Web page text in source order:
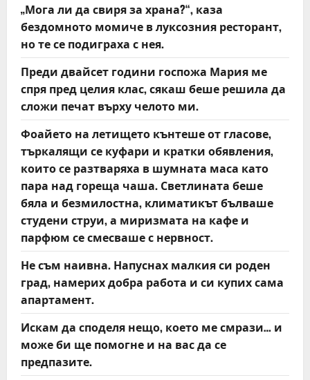
„Мога ли да свиря за храна?“, каза
бездомното момиче в луксозния ресторант,
но те се подиграха с нея.
Преди двайсет години госпожа Мария ме
спря пред целия клас, сякаш беше решила да
сложи печат върху челото ми.
Фоайето на летището кънтеше от гласове,
търкалящи се куфари и кратки обявления,
които се разтваряха в шумната маса като
пара над гореща чаша. Светлината беше
бяла и безмилостна, климатикът бълваше
студени струи, а миризмата на кафе и
парфюм се смесваше с нервност.
Не съм наивна. Напуснах малкия си роден
град, намерих добра работа и си купих сама
апартамент.
Искам да споделя нещо, което ме смрази… и
може би ще помогне и на вас да се
предпазите.